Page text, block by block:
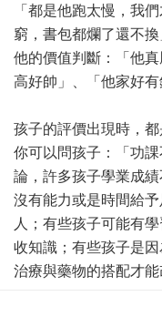
「都是他跑太慢，我
窮，書包都爛了還不
他的價值判斷：「他
高好帥」、「他家好有
孩子的評價出現時，
你可以問孩子：「功
論，許多孩子學業成
沒有能力或是時間給
人；有些孩子可能有
收知識；有些孩子是
治療與藥物的搭配才能
父母可以讓孩子知道